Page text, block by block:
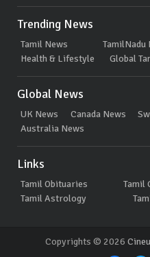
Trending News
Tamil News TamilNadu
Health & Lifestyle
Global
Global News
UK News Canada News
Australia News
Links
Tamil Obituaries Tamil
Tamil Astrology
Copyrights © 2026